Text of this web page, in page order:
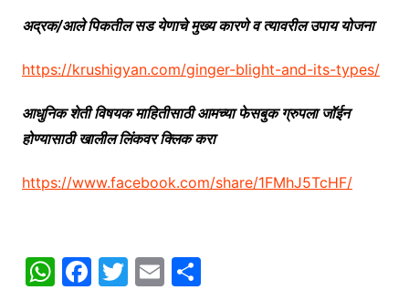
अद्रक/आले पिकतील सड येणाचे मुख्य कारणे व त्यावरील उपाय योजना
https://krushigyan.com/ginger-blight-and-its-types/
आधुनिक शेती विषयक माहितीसाठी आमच्या फेसबुक ग्रुपला जॉईन
होण्यासाठी खालील लिंकवर क्लिक करा
https://www.facebook.com/share/1FMhJ5TcHF/
W F T E S